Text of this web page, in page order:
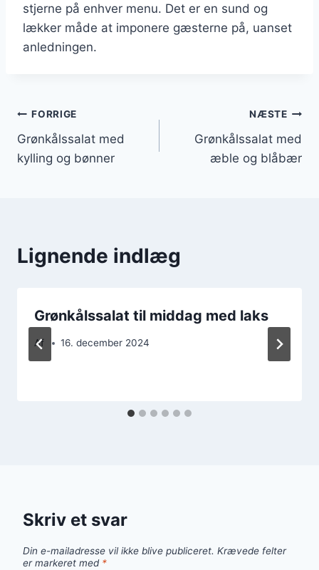
stjerne på enhver menu. Det er en sund og
lækker måde at imponere gæsterne på, uanset
anledningen.
Indlægsnavigation
FORRIGE
Grønkålssalat med
kylling og bønner
NÆSTE
Grønkålssalat med
æble og blåbær
Lignende indlæg
Grønkålssalat til middag med laks
Af 16. december 2024
Skriv et svar
Din e-mailadresse vil ikke blive publiceret. Krævede felter
er markeret med *